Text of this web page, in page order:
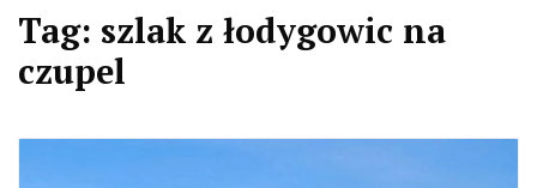
Tag: szlak z łodygowic na
czupel